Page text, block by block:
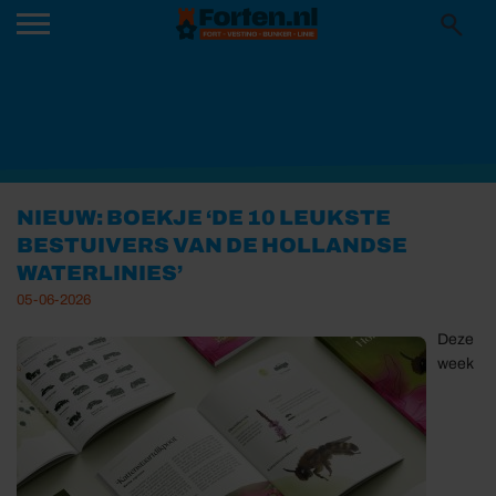
NIEUW: BOEKJE ‘DE 10 LEUKSTE
BESTUIVERS VAN DE HOLLANDSE
WATERLINIES’
05-06-2026
Deze
week